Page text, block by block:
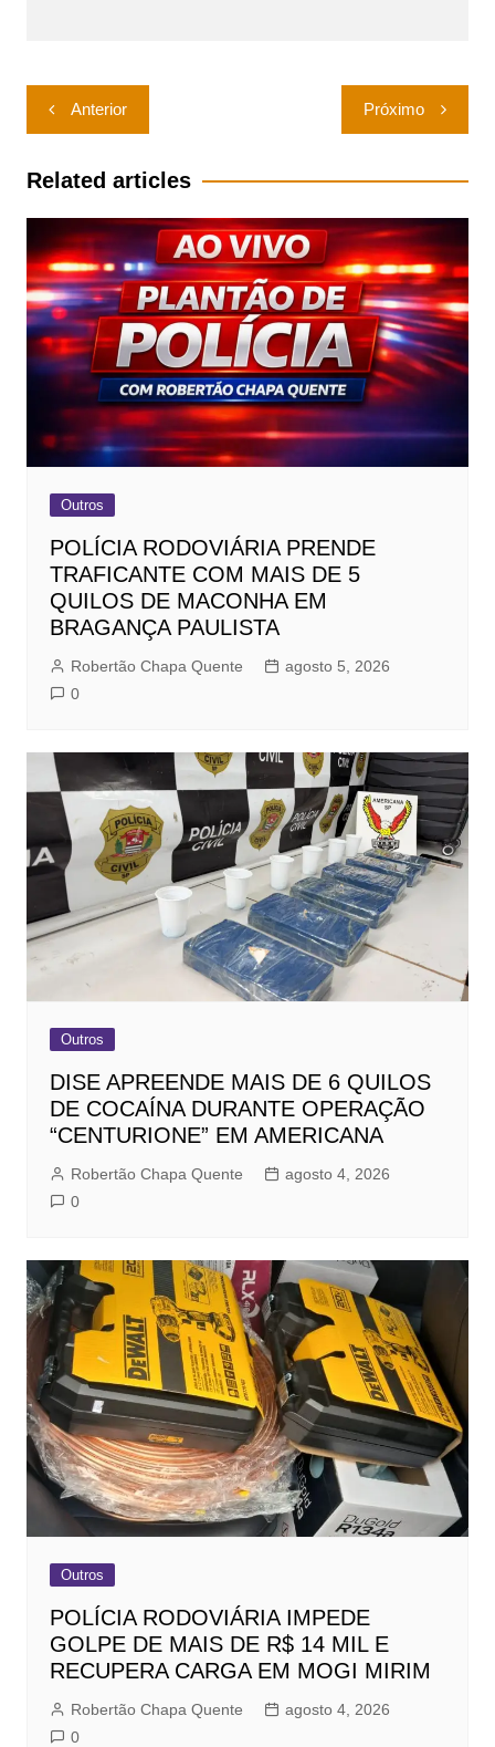
Navegação
de
Post
Anterior Próximo
Related articles
Outros
POLÍCIA RODOVIÁRIA PRENDE
TRAFICANTE COM MAIS DE 5
QUILOS DE MACONHA EM
BRAGANÇA PAULISTA
Robertão Chapa Quente
agosto 5, 2026
0
Outros
DISE APREENDE MAIS DE 6 QUILOS
DE COCAÍNA DURANTE OPERAÇÃO
“CENTURIONE” EM AMERICANA
Robertão Chapa Quente
agosto 4, 2026
0
Outros
POLÍCIA RODOVIÁRIA IMPEDE
GOLPE DE MAIS DE R$ 14 MIL E
RECUPERA CARGA EM MOGI MIRIM
Robertão Chapa Quente
agosto 4, 2026
0